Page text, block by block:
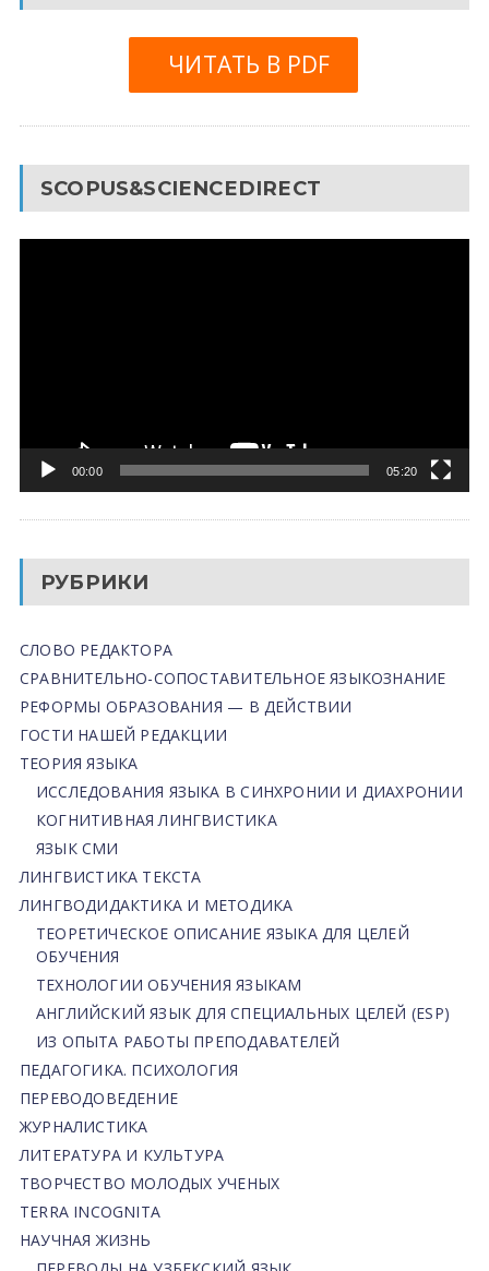
ЧИТАТЬ В PDF
SCOPUS&SCIENCEDIRECT
00:00 05:20
РУБРИКИ
СЛОВО РЕДАКТОРА
СРАВНИТЕЛЬНО-СОПОСТАВИТЕЛЬНОЕ ЯЗЫКОЗНАНИЕ
РЕФОРМЫ ОБРАЗОВАНИЯ — В ДЕЙСТВИИ
ГОСТИ НАШЕЙ РЕДАКЦИИ
ТЕОРИЯ ЯЗЫКА
ИССЛЕДОВАНИЯ ЯЗЫКА В СИНХРОНИИ И ДИАХРОНИИ
КОГНИТИВНАЯ ЛИНГВИСТИКА
ЯЗЫК СМИ
ЛИНГВИСТИКА ТЕКСТА
ЛИНГВОДИДАКТИКА И МЕТОДИКА
ТЕОРЕТИЧЕСКОЕ ОПИСАНИЕ ЯЗЫКА ДЛЯ ЦЕЛЕЙ
ОБУЧЕНИЯ
ТЕХНОЛОГИИ ОБУЧЕНИЯ ЯЗЫКАМ
АНГЛИЙСКИЙ ЯЗЫК ДЛЯ СПЕЦИАЛЬНЫХ ЦЕЛЕЙ (ESP)
ИЗ ОПЫТА РАБОТЫ ПРЕПОДАВАТЕЛЕЙ
ПЕДАГОГИКА. ПСИХОЛОГИЯ
ПЕРЕВОДОВЕДЕНИЕ
ЖУРНАЛИСТИКА
ЛИТЕРАТУРА И КУЛЬТУРА
ТВОРЧЕСТВО МОЛОДЫХ УЧЕНЫХ
TERRA INCOGNITA
НАУЧНАЯ ЖИЗНЬ